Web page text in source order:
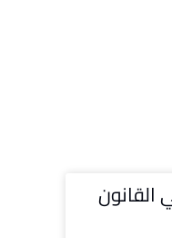
القانون